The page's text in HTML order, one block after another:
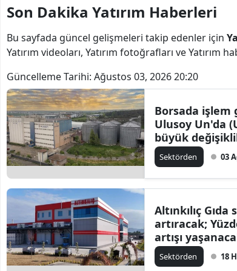
Son Dakika Yatırım Haberleri
Bu sayfada güncel gelişmeleri takip edenler için
Yatırım videoları, Yatırım fotoğrafları ve Yatırım
Güncelleme Tarihi: Ağustos 03, 2026 20:20
Borsada işlem
Ulusoy Un'da
büyük
Sektörden 03
Altınkılıç
artıracak;
artışı
Sektörden 18